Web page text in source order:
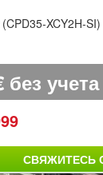
XCY2H-SI)
без
СВЯЖИТЕСЬ